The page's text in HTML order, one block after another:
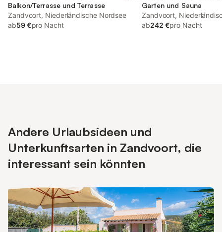
Balkon/Terrasse und Terrasse
Zandvoort, Niederländische Nordsee
ab59 €pro Nacht
Garten und Sauna
Zandvoort,
ab242 €pro Nacht
Andere Urlaubsideen und
Unterkunftsarten in Zandvoort, die
interessant sein könnten